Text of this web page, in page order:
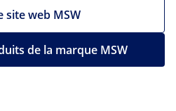
site web MSW
de la marque MSW